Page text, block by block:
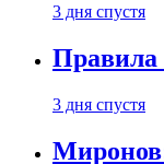
3 дня спустя
Правила
3 дня спустя